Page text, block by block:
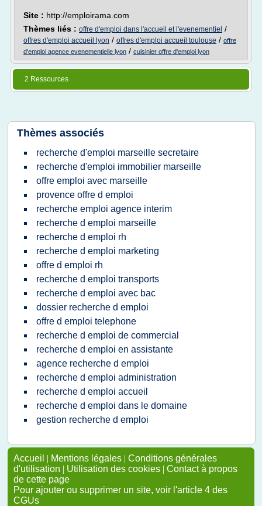
Site : http://emploirama.com
Thèmes liés : offre d'emploi dans l'accueil et l'evenementiel /
offres d'emploi accueil lyon / offres d'emploi accueil toulouse / offre
d'emploi agence evenementielle lyon / cuisinier offre d'emploi lyon
2 Ressources
Thèmes associés
recherche d'emploi marseille secretaire
recherche d'emploi immobilier marseille
offre emploi avec marseille
provence offre d emploi
recherche emploi agence interim
recherche d emploi marseille
recherche d emploi rh
recherche d emploi marketing
offre d emploi rh
recherche d emploi transports
recherche d emploi avec bac
dossier recherche d emploi
offre d emploi telephone
recherche d emploi de commercial
recherche d emploi en assistante
agence recherche d emploi
recherche d emploi administration
recherche d emploi accueil
recherche d emploi dans le domaine
gestion recherche d emploi
Accueil | Mentions légales | Conditions générales
d'utilisation | Utilisation des cookies | Contact à propos
de cette page
Pour ajouter ou supprimer un site, voir l'article 4 des
CGUs